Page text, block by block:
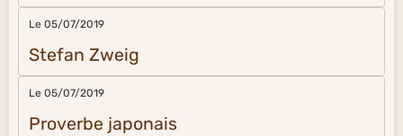
Le 05/07/2019
Stefan Zweig
Le 05/07/2019
Proverbe japonais